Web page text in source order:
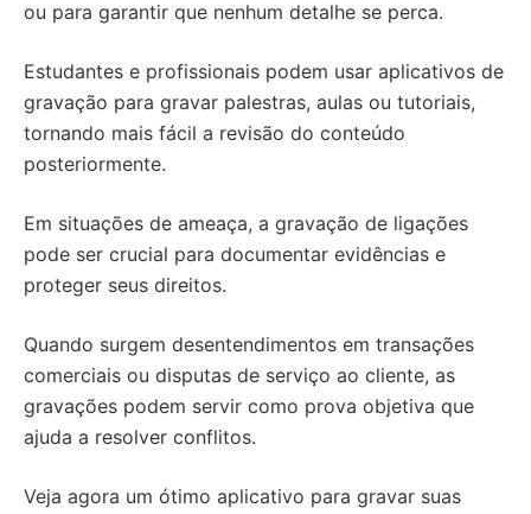
ou para garantir que nenhum detalhe se perca.
Estudantes e profissionais podem usar aplicativos de
gravação para gravar palestras, aulas ou tutoriais,
tornando mais fácil a revisão do conteúdo
posteriormente.
Em situações de ameaça, a gravação de ligações
pode ser crucial para documentar evidências e
proteger seus direitos.
Quando surgem desentendimentos em transações
comerciais ou disputas de serviço ao cliente, as
gravações podem servir como prova objetiva que
ajuda a resolver conflitos.
Veja agora um ótimo aplicativo para gravar suas